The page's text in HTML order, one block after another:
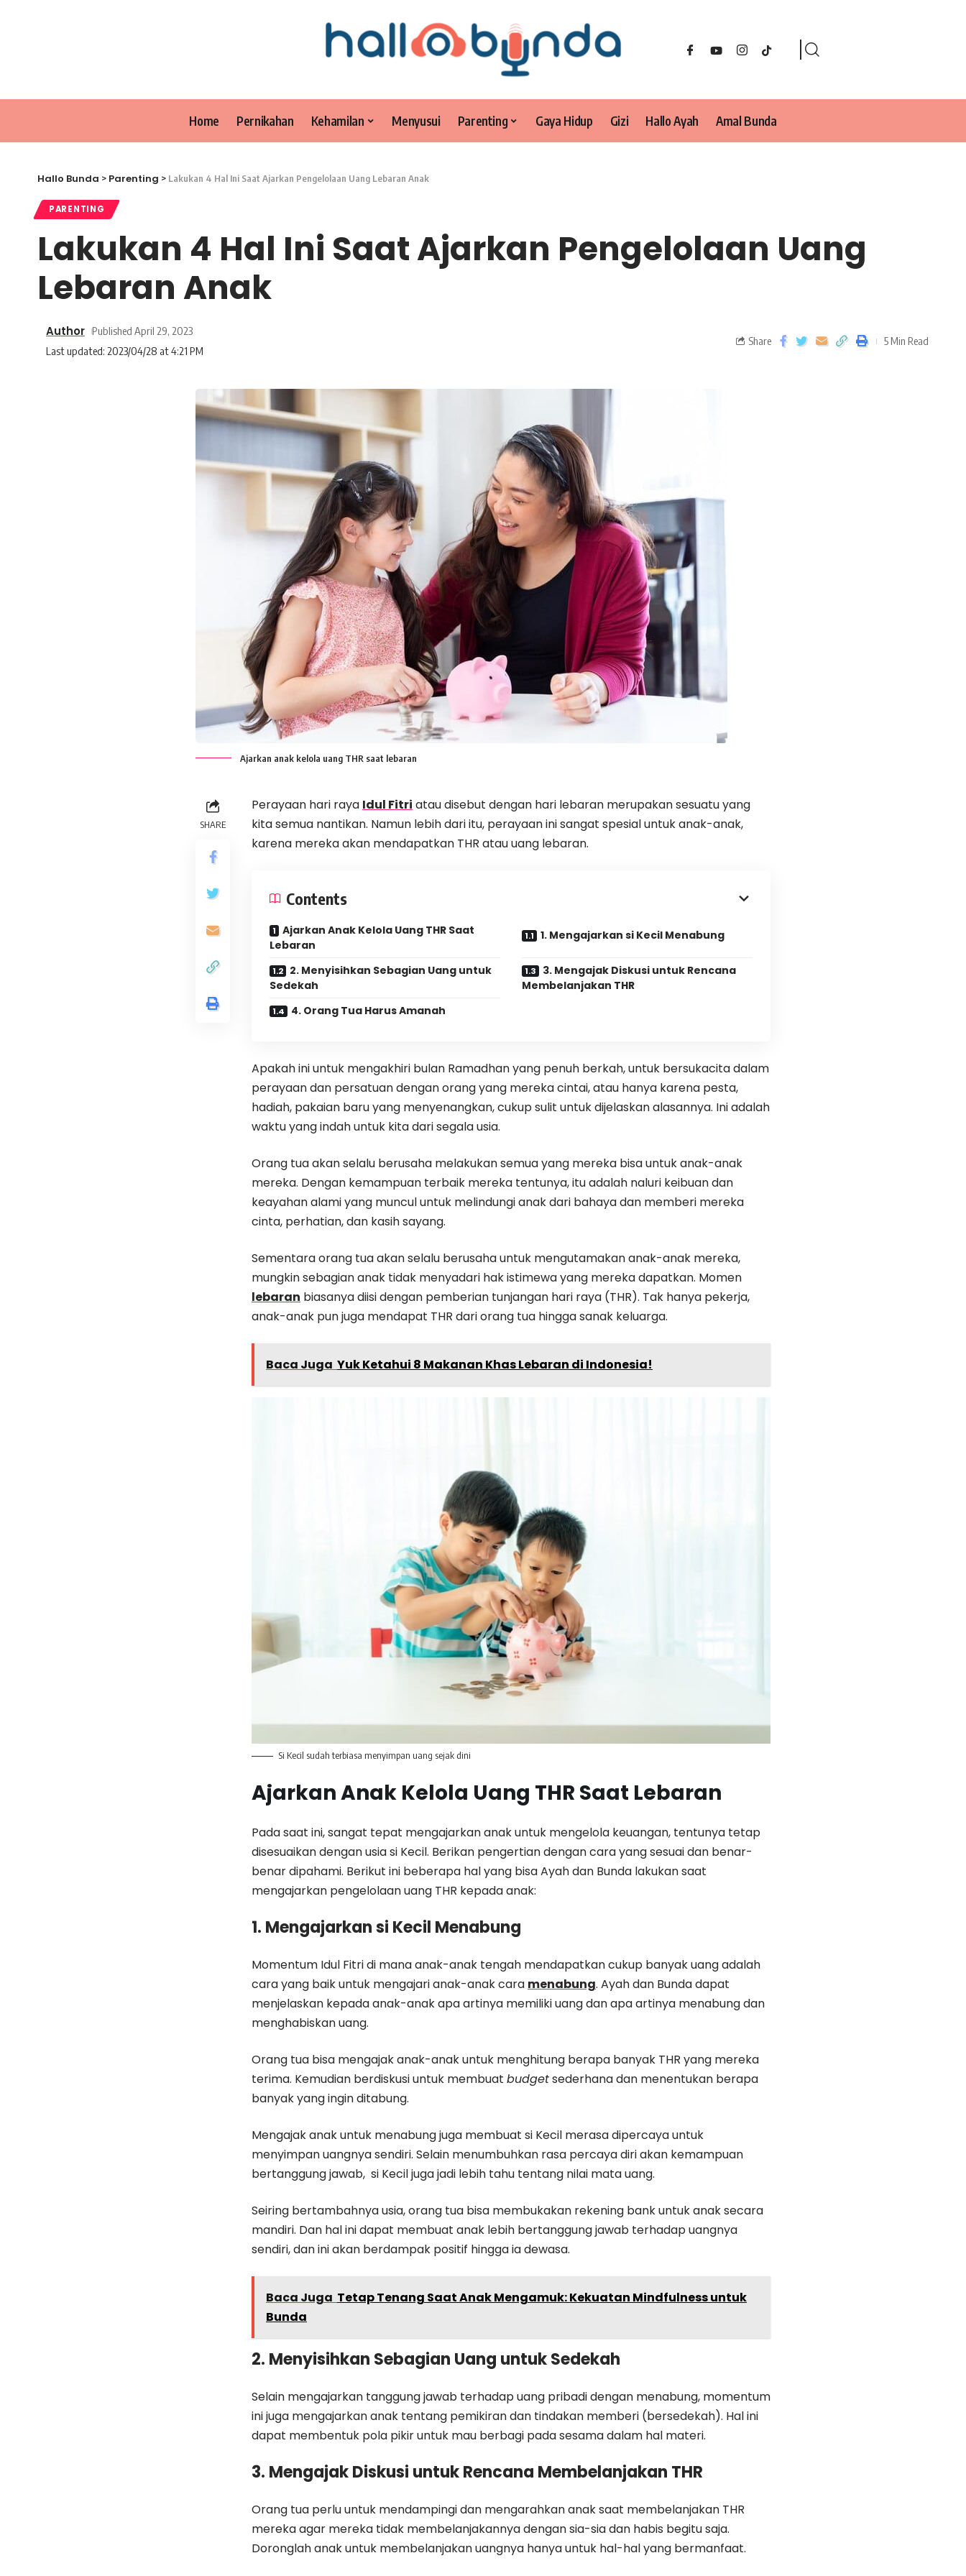
Home Pernikahan Kehamilan Menyusui Parenting Gaya Hidup Gizi Hallo Ayah Amal Bunda
Hallo Bunda > Parenting > Lakukan 4 Hal Ini Saat Ajarkan Pengelolaan Uang Lebaran Anak
PARENTING
Lakukan 4 Hal Ini Saat Ajarkan Pengelolaan Uang
Lebaran Anak
Last updated: 2023/04/28 at 4:21 PM
Author Published April 29, 2023
Share 5 Min Read
Ajarkan anak kelola uang THR saat lebaran
SHARE
Perayaan hari raya Idul Fitri atau disebut dengan hari lebaran merupakan sesuatu yang
kita semua nantikan. Namun lebih dari itu, perayaan ini sangat spesial untuk anak-anak,
karena mereka akan mendapatkan THR atau uang lebaran.
Contents
Ajarkan Anak Kelola Uang THR Saat
Lebaran
1. Mengajarkan si Kecil Menabung
2. Menyisihkan Sebagian Uang untuk
Sedekah
3. Mengajak Diskusi untuk Rencana
Membelanjakan THR
4. Orang Tua Harus Amanah
Apakah ini untuk mengakhiri bulan Ramadhan yang penuh berkah, untuk bersukacita dalam
perayaan dan persatuan dengan orang yang mereka cintai, atau hanya karena pesta,
hadiah, pakaian baru yang menyenangkan, cukup sulit untuk dijelaskan alasannya. Ini adalah
waktu yang indah untuk kita dari segala usia.
Orang tua akan selalu berusaha melakukan semua yang mereka bisa untuk anak-anak
mereka. Dengan kemampuan terbaik mereka tentunya, itu adalah naluri keibuan dan
keayahan alami yang muncul untuk melindungi anak dari bahaya dan memberi mereka
cinta, perhatian, dan kasih sayang.
Sementara orang tua akan selalu berusaha untuk mengutamakan anak-anak mereka,
mungkin sebagian anak tidak menyadari hak istimewa yang mereka dapatkan. Momen
lebaran biasanya diisi dengan pemberian tunjangan hari raya (THR). Tak hanya pekerja,
anak-anak pun juga mendapat THR dari orang tua hingga sanak keluarga.
Baca Juga Yuk Ketahui 8 Makanan Khas Lebaran di Indonesia!
Si Kecil sudah terbiasa menyimpan uang sejak dini
Ajarkan Anak Kelola Uang THR Saat Lebaran
Pada saat ini, sangat tepat mengajarkan anak untuk mengelola keuangan, tentunya tetap
disesuaikan dengan usia si Kecil. Berikan pengertian dengan cara yang sesuai dan benar-
benar dipahami. Berikut ini beberapa hal yang bisa Ayah dan Bunda lakukan saat
mengajarkan pengelolaan uang THR kepada anak:
1. Mengajarkan si Kecil Menabung
Momentum Idul Fitri di mana anak-anak tengah mendapatkan cukup banyak uang adalah
cara yang baik untuk mengajari anak-anak cara menabung. Ayah dan Bunda dapat
menjelaskan kepada anak-anak apa artinya memiliki uang dan apa artinya menabung dan
menghabiskan uang.
Orang tua bisa mengajak anak-anak untuk menghitung berapa banyak THR yang mereka
terima. Kemudian berdiskusi untuk membuat budgetsederhana dan menentukan berapa
banyak yang ingin ditabung.
Mengajak anak untuk menabung juga membuat si Kecil merasa dipercaya untuk
menyimpan uangnya sendiri. Selain menumbuhkan rasa percaya diri akan kemampuan
bertanggung jawab, si Kecil juga jadi lebih tahu tentang nilai mata uang.
Seiring bertambahnya usia, orang tua bisa membukakan rekening bank untuk anak secara
mandiri. Dan hal ini dapat membuat anak lebih bertanggung jawab terhadap uangnya
sendiri, dan ini akan berdampak positif hingga ia dewasa.
Baca Juga Tetap Tenang Saat Anak Mengamuk: Kekuatan Mindfulness untuk
Bunda
2. Menyisihkan Sebagian Uang untuk Sedekah
Selain mengajarkan tanggung jawab terhadap uang pribadi dengan menabung, momentum
ini juga mengajarkan anak tentang pemikiran dan tindakan memberi (bersedekah). Hal ini
dapat membentuk pola pikir untuk mau berbagi pada sesama dalam hal materi.
3. Mengajak Diskusi untuk Rencana Membelanjakan THR
Orang tua perlu untuk mendampingi dan mengarahkan anak saat membelanjakan THR
mereka agar mereka tidak membelanjakannya dengan sia-sia dan habis begitu saja.
Doronglah anak untuk membelanjakan uangnya hanya untuk hal-hal yang bermanfaat.